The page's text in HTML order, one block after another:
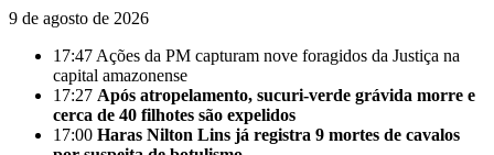
9 de agosto de 2026
17:47 Ações da PM capturam nove foragidos da Justiça na
capital amazonense
17:27 Após atropelamento, sucuri-verde grávida morre e
cerca de 40 filhotes são expelidos
17:00 Haras Nilton Lins já registra 9 mortes de cavalos